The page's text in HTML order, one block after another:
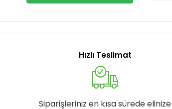
Hızlı Teslimat
Siparişleriniz en kısa sürede elinize